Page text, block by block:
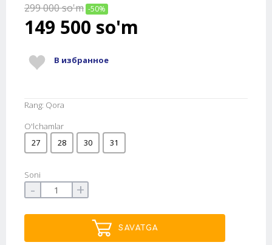
299 000so'm -50%
149 500 so'm
В избранное
Rang: Qora
O'lchamlar
27
28 30 31
Soni
- +
SAVATGA